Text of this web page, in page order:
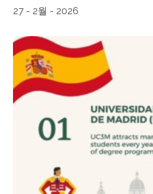
27 - 2월 - 2026